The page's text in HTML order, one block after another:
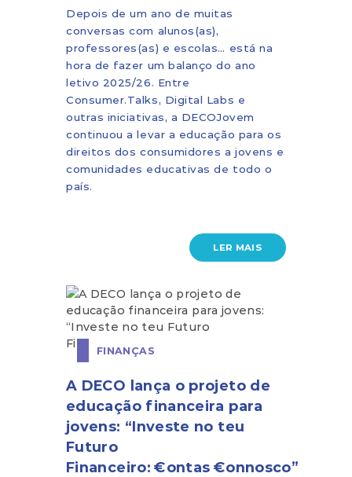
Depois de um ano de muitas
conversas com alunos(as),
professores(as) e escolas… está na
hora de fazer um balanço do ano
letivo 2025/26. Entre
Consumer.Talks, Digital Labs e
outras iniciativas, a DECOJovem
continuou a levar a educação para os
direitos dos consumidores a jovens e
comunidades educativas de todo o
país.
LER MAIS
FINANÇAS
A DECO lança o projeto de
educação financeira para
jovens: “Investe no teu
Futuro
Financeiro: €ontas €onnosco”